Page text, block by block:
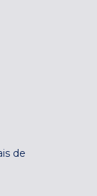
de